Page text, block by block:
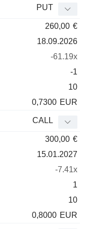
PUT
260,00 €
18.09.2026
-61.19x
-1
10
0,7300 EUR
CALL
300,00 €
15.01.2027
-7.41x
1
10
0,8000 EUR